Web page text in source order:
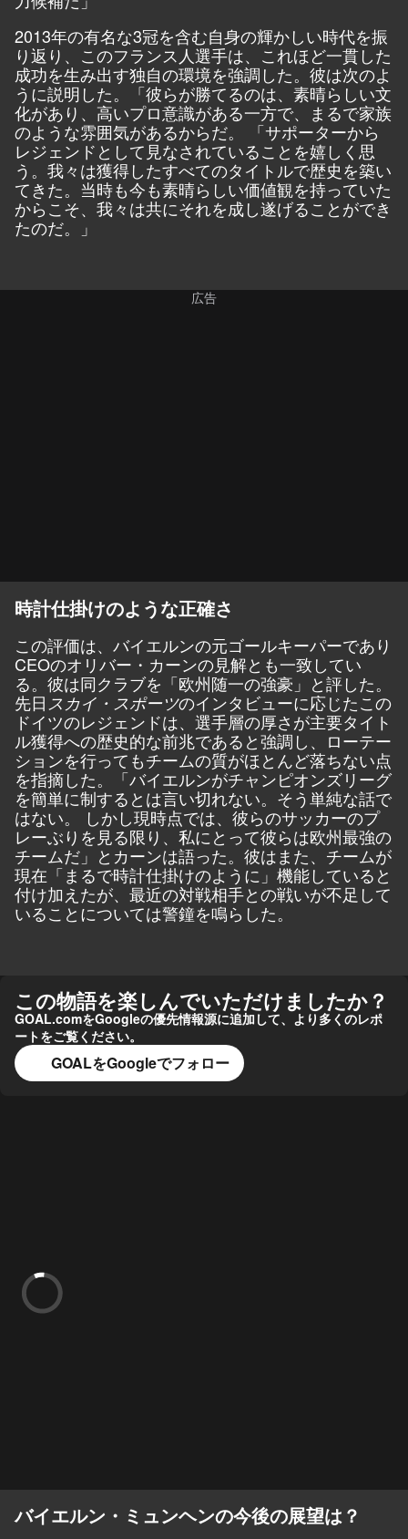
2013年の有名な3冠を含む自身の輝かしい時代を振
り返り、このフランス人選手は、これほど一貫した
成功を生み出す独自の環境を強調した。彼は次のよ
うに説明した。「彼らが勝てるのは、素晴らしい文
化があり、高いプロ意識がある一方で、まるで家族
のような雰囲気があるからだ。 「サポーターから
レジェンドとして見なされていることを嬉しく思
う。我々は獲得したすべてのタイトルで歴史を築い
てきた。当時も今も素晴らしい価値観を持っていた
からこそ、我々は共にそれを成し遂げることができ
たのだ。」
時計仕掛けのような正確さ
この評価は、バイエルンの元ゴールキーパーであり
CEOのオリバー・カーンの見解とも一致してい
る。彼は同クラブを「欧州随一の強豪」と評した。
先日 スカイ・スポーツのインタビューに応じたこの
ドイツのレジェンドは、選手層の厚さが主要タイト
ル獲得への歴史的な前兆であると強調し、ローテー
ションを行ってもチームの質がほとんど落ちない点
を指摘した。「バイエルンがチャンピオンズリーグ
を簡単に制するとは言い切れない。そう単純な話で
はない。 しかし現時点では、彼らのサッカーのプ
レーぶりを見る限り、私にとって彼らは欧州最強の
チームだ」とカーンは語った。彼はまた、チームが
現在「まるで時計仕掛けのように」機能していると
付け加えたが、最近の対戦相手との戦いが不足して
いることについては警鐘を鳴らした。
この物語を楽しんでいただけましたか？
GOAL.comをGoogleの優先情報源に追加して、より多くのレポ
ートをご覧ください。
GOALをGoogleでフォロー
バイエルン・ミュンヘンの今後の展望は？